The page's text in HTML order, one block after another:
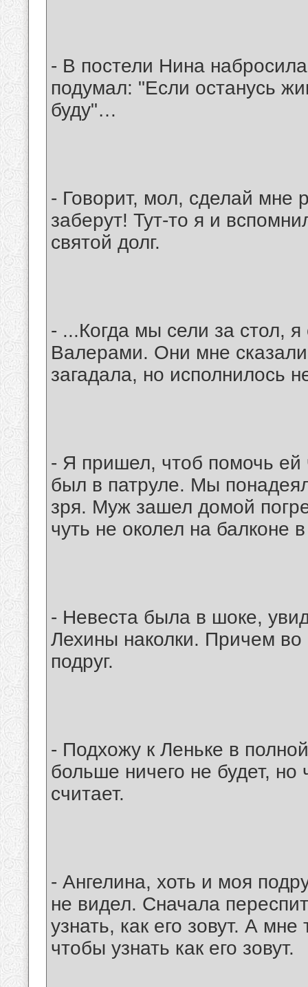
- В постели Нина
подумал: "Если останусь
буду"…
- Говорит, мол, сделай мне
заберут! Тут-то я и
святой долг.
- ...Когда мы сели за стол,
Валерами. Они мне
загадала, но исполнилось
- Я пришел, чтоб помочь ей
был в патруле. Мы
зря. Муж зашел домой
чуть не околел на балконе
- Невеста была в шоке,
Лехины наколки. Причем во
подруг.
- Подхожу к Леньке в
больше ничего не будет, но
считает.
- Ангелина, хоть и моя
не видел. Сначала
узнать, как его зовут. А
чтобы узнать как его зовут.